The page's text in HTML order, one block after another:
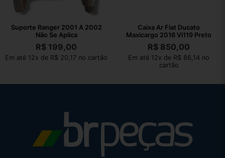
Suporte Ranger 2001 A 2002
Não Se Aplica
R$ 199,00
Em até 12x de R$ 20,17 no cartão
Caixa Ar Fiat Ducato
Maxicargo 2016 Vi119 Preto
R$ 850,00
Em até 12x de R$ 86,14 no
cartão